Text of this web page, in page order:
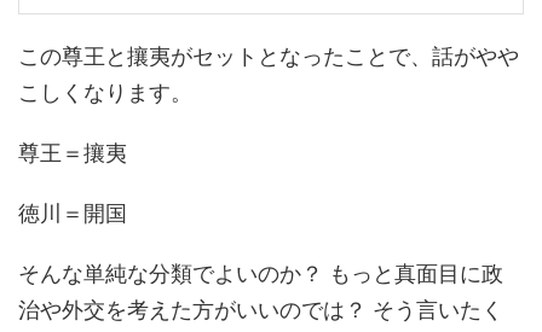
この尊王と攘夷がセットとなったことで、話がやや
こしくなります。
尊王＝攘夷
徳川＝開国
そんな単純な分類でよいのか？ もっと真面目に政
治や外交を考えた方がいいのでは？ そう言いたく